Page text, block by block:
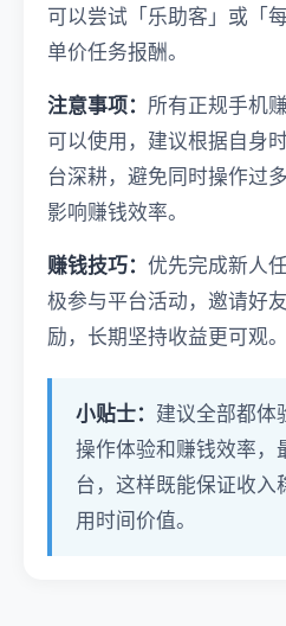
可以尝试「乐助客」或「
单价任务报酬。
注意事项： 所有正规手机
可以使用，建议根据自身
台深耕，避免同时操作过
影响赚钱效率。
赚钱技巧： 优先完成新人
极参与平台活动，邀请好
励，长期坚持收益更可观。
小贴士： 建议全部都体
操作体验和赚钱效率，
台，这样既能保证收入
用时间价值。